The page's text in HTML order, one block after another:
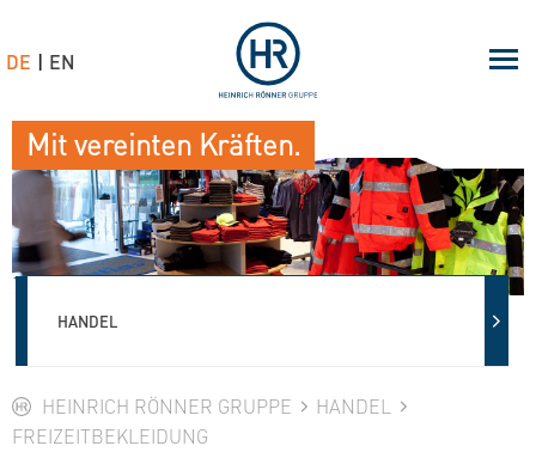
HANDEL
HEINRICH RÖNNER GRUPPE
HANDEL
FREIZEITBEKLEIDUNG
Mit vereinten Kräften.
DE EN